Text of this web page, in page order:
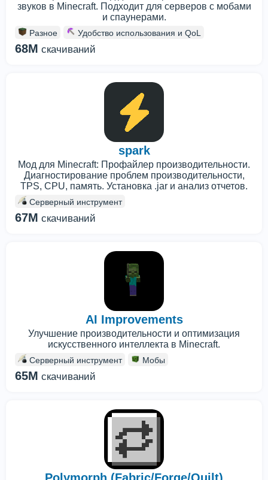
звуков в Minecraft. Подходит для серверов с мобами
и спаунерами.
Разное Удобство использования и QoL
68M скачиваний
spark
Мод для Minecraft: Профайлер производительности.
Диагностирование проблем производительности,
TPS, CPU, память. Установка .jar и анализ отчетов.
Серверный инструмент
67M скачиваний
AI Improvements
Улучшение производительности и оптимизация
искусственного интеллекта в Minecraft.
Серверный инструмент Мобы
65M скачиваний